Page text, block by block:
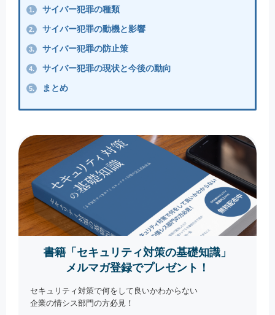
1. サイバー犯罪の種類
2. サイバー犯罪の動機と影響
3. サイバー犯罪の防止策
4. サイバー犯罪の現状と今後の動向
5. まとめ
書籍「セキュリティ対策の基礎知識」
メルマガ登録でプレゼント！
セキュリティ対策で何をして良いかわからない
企業の情シス部門の方必見！